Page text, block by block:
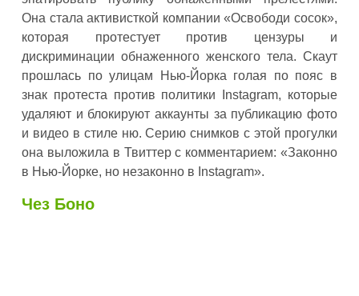
Она стала активисткой компании «Освободи сосок»,
которая протестует против цензуры и
дискриминации обнаженного женского тела. Скаут
прошлась по улицам Нью-Йорка голая по пояс в
знак протеста против политики Instagram, которые
удаляют и блокируют аккаунты за публикацию фото
и видео в стиле ню. Серию снимков с этой прогулки
она выложила в Твиттер с комментарием: «Законно
в Нью-Йорке, но незаконно в Instagram».
Чез Боно